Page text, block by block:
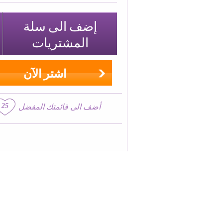
إضف الى سلة
المشتريات
اشتر الآن
25 أضف الى قائمتك المفضل